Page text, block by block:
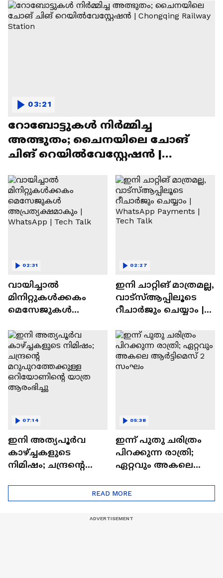
റോബോട്ടുകൾ നിർമ്മിച്ച
അത്ഭുതം; ചൈനയിലെ ചോങ്
ചിങ് റെയിൽവേസ്റ്റേഷൻ |
03:21
വായിച്ചാൽ
മിനിറ്റുകൾക്കകം
മെസേജുകള്‍
WhatsApp | Tech Talk
02:31
ഇനി ചാറ്റിങ് മാത്രമല്ല,
വാട്‌സ്‌ആപ്പിലൂടെ
റീചാർജും ചെയ്യാം |
Tech Talk
02:27
ഇനി അത്യപൂര്‍വ
കാഴ്ച്ചകളുടെ
നിമിഷം; ചന്ദ്രന്റെ
ഒറിയോണിന്റെ യാത്ര
ആരംഭിച്ചു
07:14
ഇന്ന് പുതു ചരിത്രം
പിറക്കുന്ന രാത്രി;
ഏറ്റവും അകലെ
05:38
READ MORE